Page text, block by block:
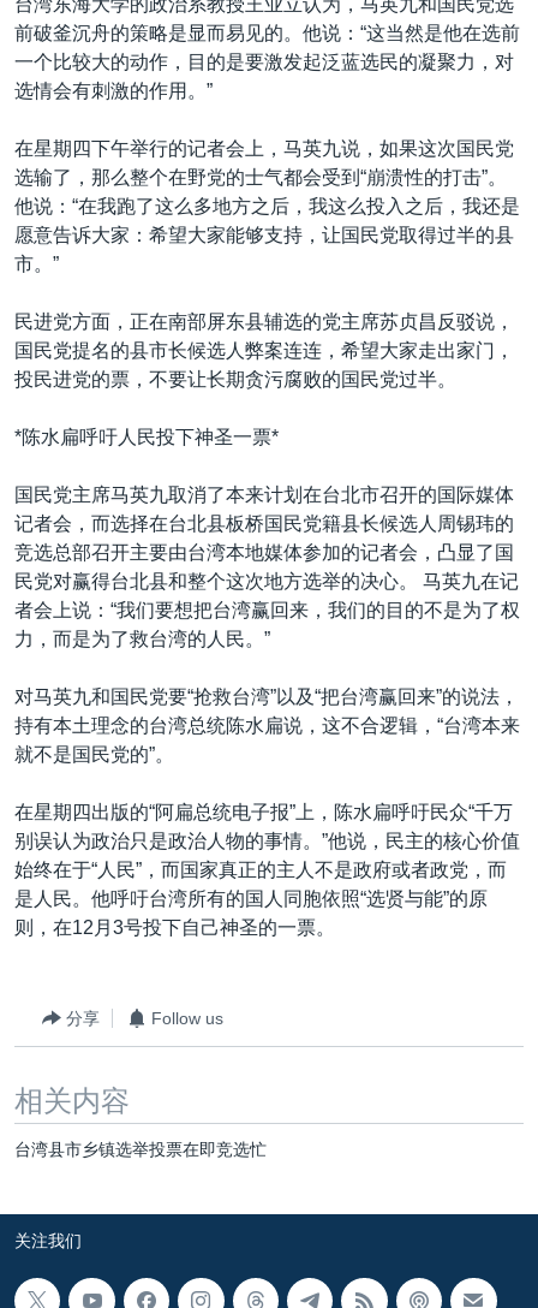
台湾东海大学的政治系教授王业立认为，马英九和国民党选
前破釜沉舟的策略是显而易见的。他说：“这当然是他在选前
一个比较大的动作，目的是要激发起泛蓝选民的凝聚力，对
选情会有刺激的作用。”
在星期四下午举行的记者会上，马英九说，如果这次国民党
选输了，那么整个在野党的士气都会受到“崩溃性的打击”。
他说：“在我跑了这么多地方之后，我这么投入之后，我还是
愿意告诉大家：希望大家能够支持，让国民党取得过半的县
市。”
民进党方面，正在南部屏东县辅选的党主席苏贞昌反驳说，
国民党提名的县市长候选人弊案连连，希望大家走出家门，
投民进党的票，不要让长期贪污腐败的国民党过半。
*陈水扁呼吁人民投下神圣一票*
国民党主席马英九取消了本来计划在台北市召开的国际媒体
记者会，而选择在台北县板桥国民党籍县长候选人周锡玮的
竞选总部召开主要由台湾本地媒体参加的记者会，凸显了国
民党对赢得台北县和整个这次地方选举的决心。 马英九在记
者会上说：“我们要想把台湾赢回来，我们的目的不是为了权
力，而是为了救台湾的人民。”
对马英九和国民党要“抢救台湾”以及“把台湾赢回来”的说法，
持有本土理念的台湾总统陈水扁说，这不合逻辑，“台湾本来
就不是国民党的”。
在星期四出版的“阿扁总统电子报”上，陈水扁呼吁民众“千万
别误认为政治只是政治人物的事情。”他说，民主的核心价值
始终在于“人民”，而国家真正的主人不是政府或者政党，而
是人民。他呼吁台湾所有的国人同胞依照“选贤与能”的原
则，在12月3号投下自己神圣的一票。
分享 Follow us
相关内容
台湾县市乡镇选举投票在即竞选忙
关注我们